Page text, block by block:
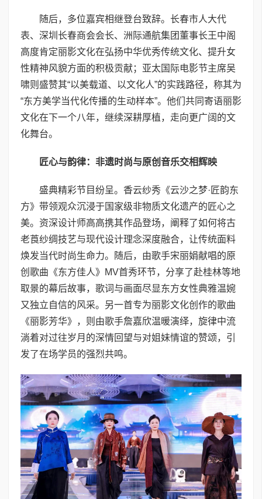
随后，多位嘉宾相继登台致辞。长春市人大代
表、深圳长春商会会长、洲际通航集团董事长王中阁
高度肯定丽影文化在弘扬中华优秀传统文化、提升女
性精神风貌方面的积极贡献；亚太国际电影节主席吴
啸则盛赞其“以美载道、以文化人”的实践路径，称其为
“东方美学当代化传播的生动样本”。他们共同寄语丽影
文化在下一个八年，继续深耕厚植，走向更广阔的文
化舞台。
匠心与韵律：非遗时尚与原创音乐交相辉映
盛典精彩节目纷呈。香云纱秀《云沙之梦·匠韵东
方》带领观众沉浸于国家级非物质文化遗产的匠心之
美。资深设计师高高携其作品登场，阐释了如何将古
老莨纱绸技艺与现代设计理念深度融合，让传统面料
焕发当代时尚生命力。随后，由歌手宋丽娟献唱的原
创歌曲《东方佳人》MV首秀环节，分享了赴桂林等地
取景的幕后故事，歌词与画面尽显东方女性典雅温婉
又独立自信的风采。另一首专为丽影文化创作的歌曲
《丽影芳华》，则由歌手詹嘉欣温暖演绎，旋律中流
淌着对过往岁月的深情回望与对姐妹情谊的赞颂，引
发了在场学员的强烈共鸣。